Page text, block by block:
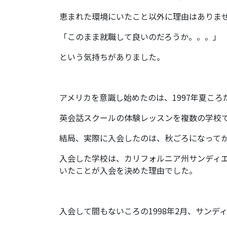
恵まれた環境にいたこと以外に理由はありま
「このまま就職して良いのだろうか。。。」
という気持ちがありました。
アメリカを意識し始めたのは、1997年夏ころ
英会話スクールの体験レッスンを複数の学
結局、実際に入会したのは、秋ごろになって
入会した学校は、カリフォルニア州サンデ
いたことが入会を決めた理由でした。
入会して間もないころの1998年2月、サンデ